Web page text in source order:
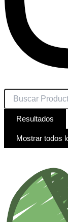
Resultados
Mostrar todos